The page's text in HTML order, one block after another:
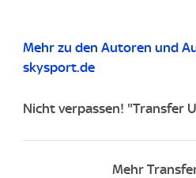
Mehr zu den Autoren und
skysport.de
Nicht verpassen! "Transfer
Mehr